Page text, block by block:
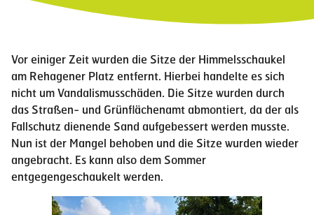
Vor einiger Zeit wurden die Sitze der Himmelsschaukel
am Rehagener Platz entfernt. Hierbei handelte es sich
nicht um Vandalismusschäden. Die Sitze wurden durch
das Straßen- und Grünflächenamt abmontiert, da der als
Fallschutz dienende Sand aufgebessert werden musste.
Nun ist der Mangel behoben und die Sitze wurden wieder
angebracht. Es kann also dem Sommer
entgegengeschaukelt werden.